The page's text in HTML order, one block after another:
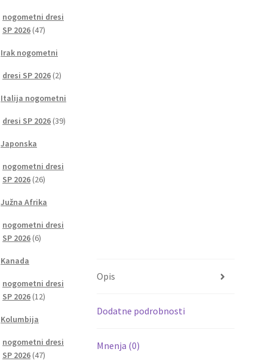
Opis
Dodatne podrobnosti
Mnenja (0)
nogometni dresi
SP 2026 4747
Irak nogometni
dresi SP 2026 22
Italija nogometni
dresi SP 2026 3939
Japonska
nogometni dresi
SP 2026 2626
Južna Afrika
nogometni dresi
SP 2026 66
Kanada
nogometni dresi
SP 2026 1212
Kolumbija
nogometni dresi
SP 2026 4747